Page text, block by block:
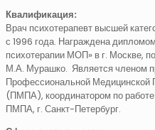
Квалификация:
Врач психотерапевт высшей
с 1996 года. Награждена
психотерапии МОП» в г. Москве,
М.А. Мурашко. Является членом
Профессиональной Медицинской
(ПМПА), координатором по
ПМПА, г. Санкт-Петербург.